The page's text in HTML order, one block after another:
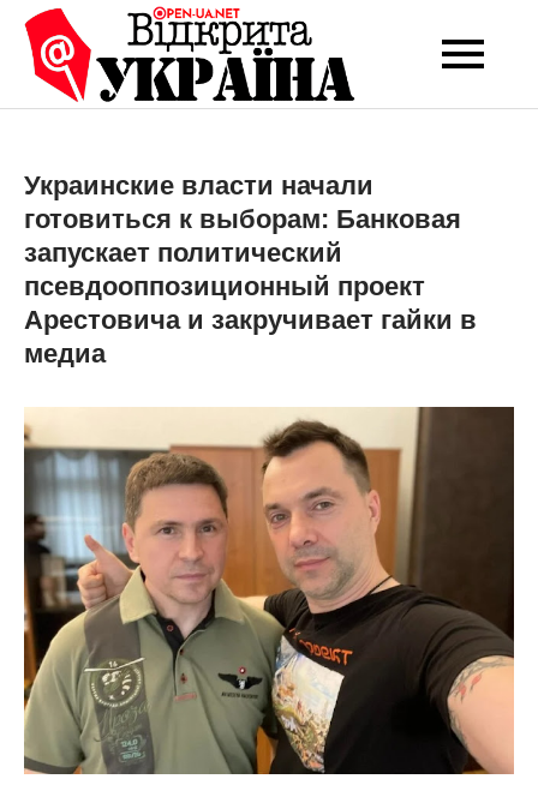
Перейти
вмісту
Open-UA
NET
Це ваше надійне
експертних думок
Украинские власти начали
готовиться к выборам: Банковая
запускает политический
псевдооппозиционный проект
Арестовича и закручивает гайки в
медиа